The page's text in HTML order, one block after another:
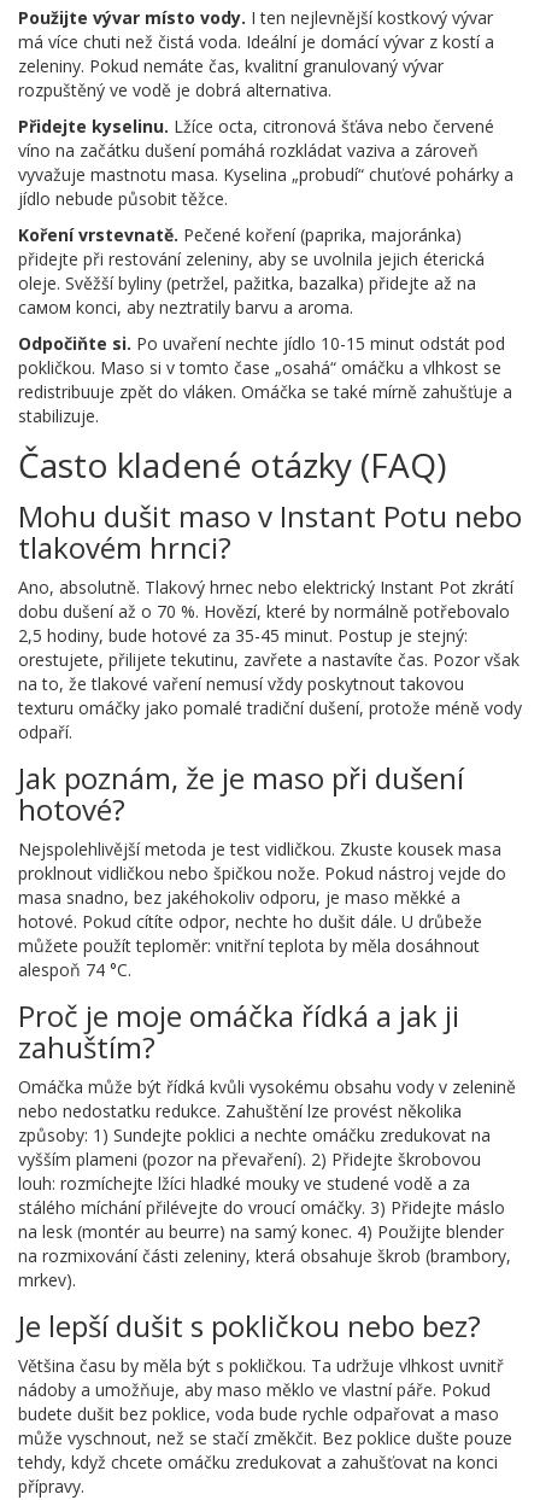
Použijte vývar místo vody. I ten nejlevnější kostkový vývar
má více chuti než čistá voda. Ideální je domácí vývar z kostí a
zeleniny. Pokud nemáte čas, kvalitní granulovaný vývar
rozpuštěný ve vodě je dobrá alternativa.
Přidejte kyselinu. Lžíce octa, citronová šťáva nebo červené
víno na začátku dušení pomáhá rozkládat vaziva a zároveň
vyvažuje mastnotu masa. Kyselina „probudí“ chuťové pohárky a
jídlo nebude působit těžce.
Koření vrstevnatě. Pečené koření (paprika, majoránka)
přidejte při restování zeleniny, aby se uvolnila jejich éterická
oleje. Svěžší byliny (petržel, pažitka, bazalka) přidejte až na
самом konci, aby neztratily barvu a aroma.
Odpočiňte si. Po uvaření nechte jídlo 10-15 minut odstát pod
pokličkou. Maso si v tomto čase „osahá“ omáčku a vlhkost se
redistribuuje zpět do vláken. Omáčka se také mírně zahušťuje a
stabilizuje.
Často kladené otázky (FAQ)
Mohu dušit maso v Instant Potu nebo
tlakovém hrnci?
Ano, absolutně. Tlakový hrnec nebo elektrický Instant Pot zkrátí
dobu dušení až o 70 %. Hovězí, které by normálně potřebovalo
2,5 hodiny, bude hotové za 35-45 minut. Postup je stejný:
orestujete, přilijete tekutinu, zavřete a nastavíte čas. Pozor však
na to, že tlakové vaření nemusí vždy poskytnout takovou
texturu omáčky jako pomalé tradiční dušení, protože méně vody
odpaří.
Jak poznám, že je maso při dušení
hotové?
Nejspolehlivější metoda je test vidličkou. Zkuste kousek masa
proklnout vidličkou nebo špičkou nože. Pokud nástroj vejde do
masa snadno, bez jakéhokoliv odporu, je maso měkké a
hotové. Pokud cítíte odpor, nechte ho dušit dále. U drůbeže
můžete použít teploměr: vnitřní teplota by měla dosáhnout
alespoň 74 °C.
Proč je moje omáčka řídká a jak ji
zahuštím?
Omáčka může být řídká kvůli vysokému obsahu vody v zelenině
nebo nedostatku redukce. Zahuštění lze provést několika
způsoby: 1) Sundejte poklici a nechte omáčku zredukovat na
vyšším plameni (pozor na převaření). 2) Přidejte škrobovou
louh: rozmíchejte lžíci hladké mouky ve studené vodě a za
stálého míchání přilévejte do vroucí omáčky. 3) Přidejte máslo
na lesk (montér au beurre) na samý konec. 4) Použijte blender
na rozmixování části zeleniny, která obsahuje škrob (brambory,
mrkev).
Je lepší dušit s pokličkou nebo bez?
Většina času by měla být s pokličkou. Ta udržuje vlhkost uvnitř
nádoby a umožňuje, aby maso měklo ve vlastní páře. Pokud
budete dušit bez poklice, voda bude rychle odpařovat a maso
může vyschnout, než se stačí změkčit. Bez poklice dušte pouze
tehdy, když chcete omáčku zredukovat a zahušťovat na konci
přípravy.